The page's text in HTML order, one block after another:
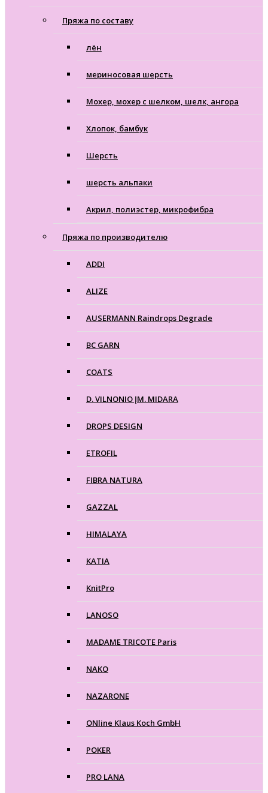
Пряжа по составу
лён
мериносовая шерсть
Мохер, мохер с шелком, шелк, ангора
Хлопок, бамбук
Шерсть
шерсть альпаки
Акрил, полиэстер, микрофибра
Пряжа по производителю
ADDI
ALIZE
AUSERMANN Raindrops Degrade
BC GARN
COATS
D. VILNONIO ĮM. MIDARA
DROPS DESIGN
ETROFIL
FIBRA NATURA
GAZZAL
HIMALAYA
KATIA
KnitPro
LANOSO
MADAME TRICOTE Paris
NAKO
NAZARONE
ONline Klaus Koch GmbH
POKER
PRO LANA